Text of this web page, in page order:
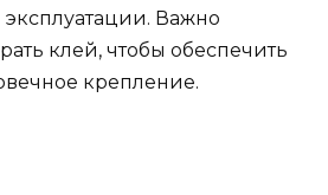
эксплуатации. Важно
клей, чтобы обеспечить
крепление.